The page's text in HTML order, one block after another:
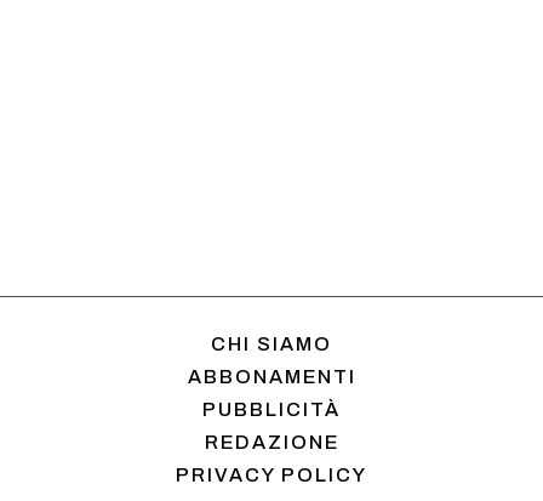
CHI SIAMO
ABBONAMENTI
PUBBLICITÀ
REDAZIONE
PRIVACY POLICY